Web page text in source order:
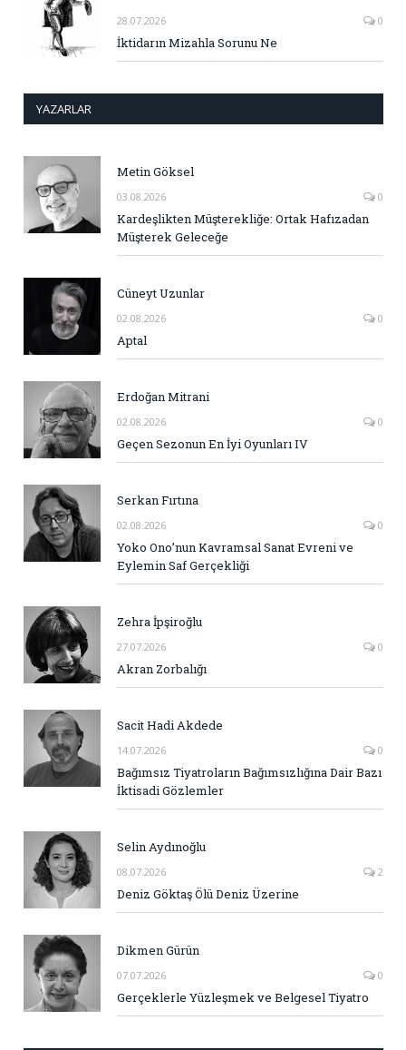
28.07.2026 0
İktidarın Mizahla Sorunu Ne
YAZARLAR
Metin Göksel
03.08.2026 0
Kardeşlikten Müşterekliğe: Ortak Hafızadan
Müşterek Geleceğe
Cüneyt Uzunlar
02.08.2026 0
Aptal
Erdoğan Mitrani
02.08.2026 0
Geçen Sezonun En İyi Oyunları IV
Serkan Fırtına
02.08.2026 0
Yoko Ono’nun Kavramsal Sanat Evreni ve
Eylemin Saf Gerçekliği
Zehra İpşiroğlu
27.07.2026 0
Akran Zorbalığı
Sacit Hadi Akdede
14.07.2026 0
Bağımsız Tiyatroların Bağımsızlığına Dair Bazı
İktisadi Gözlemler
Selin Aydınoğlu
08.07.2026 2
Deniz Göktaş Ölü Deniz Üzerine
Dikmen Gürün
07.07.2026 0
Gerçeklerle Yüzleşmek ve Belgesel Tiyatro